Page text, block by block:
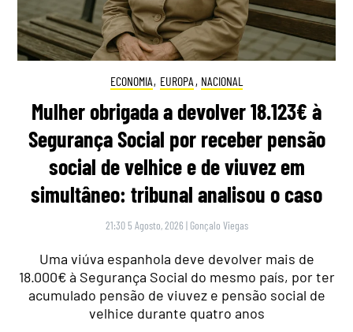
ECONOMIA, EUROPA , NACIONAL
Mulher obrigada a devolver 18.123€ à
Segurança Social por receber pensão
social de velhice e de viuvez em
simultâneo: tribunal analisou o caso
21:30 5 Agosto, 2026 | Gonçalo Viegas
Uma viúva espanhola deve devolver mais de
18.000€ à Segurança Social do mesmo país, por ter
acumulado pensão de viuvez e pensão social de
velhice durante quatro anos